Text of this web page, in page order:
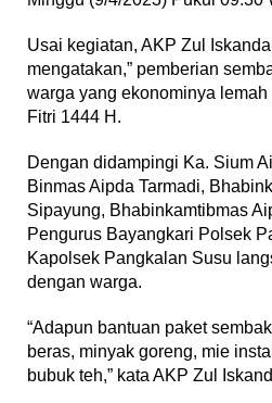
Usai kegiatan, AKP Zul
mengatakan,” pemberian
warga yang ekonominya lemah
Fitri 1444 H.
Dengan didampingi Ka. Sium
Binmas Aipda Tarmadi,
Sipayung, Bhabinkamtibmas
Pengurus Bayangkari Polsek
Kapolsek Pangkalan Susu
dengan warga.
“Adapun bantuan paket
beras, minyak goreng, mie
bubuk teh,” kata AKP Zul